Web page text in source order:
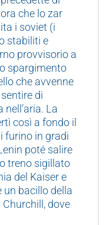
che lo zar
i soviet (i
stabiliti e
provvisorio a
spargimento
che avvenne
di
nell’aria. La
così a fondo il
furino in gradi
poté salire
treno sigillato
del Kaiser e
un bacillo della
Churchill, dove